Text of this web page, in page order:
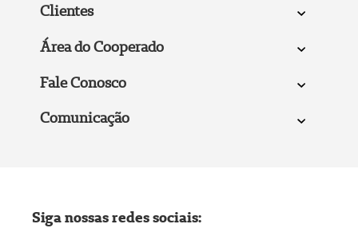
Clientes
Área do Cooperado
Fale Conosco
Comunicação
Siga nossas redes sociais: